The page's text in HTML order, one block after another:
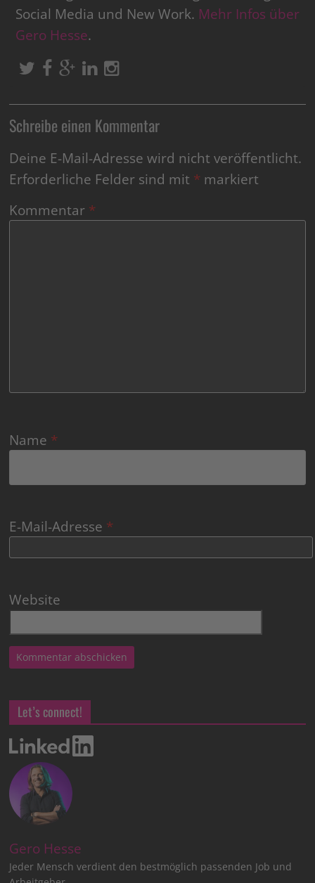
Social Media und New Work. Mehr Infos über
Gero Hesse.
Schreibe einen Kommentar
Deine E-Mail-Adresse wird nicht veröffentlicht.
Erforderliche Felder sind mit * markiert
Kommentar *
Name *
E-Mail-Adresse *
Website
Let’s connect!
Gero Hesse
Jeder Mensch verdient den bestmöglich passenden Job und